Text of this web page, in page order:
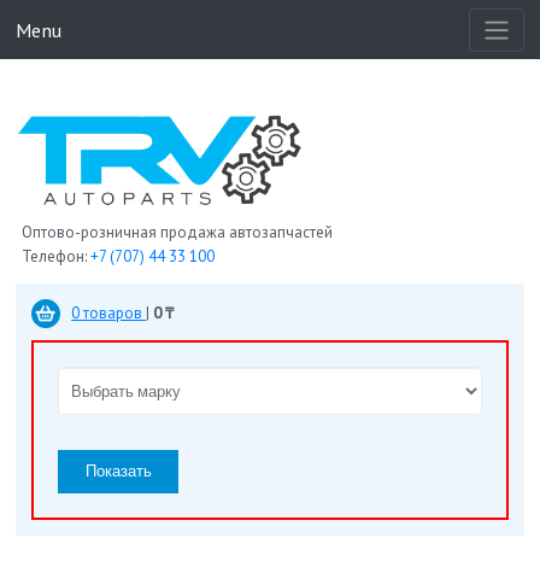
Menu
Оптово-розничная продажа автозапчастей
Телефон:+7 (707) 44 33 100
0 товаров | 0 ₸
Показать